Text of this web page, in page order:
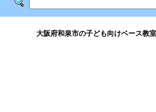
大阪府和泉市の子ども向けベース教